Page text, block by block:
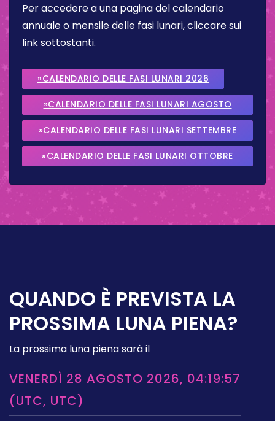
Per accedere a una pagina del calendario
annuale o mensile delle fasi lunari, cliccare sui
link sottostanti.
»CALENDARIO DELLE FASI LUNARI 2026
»CALENDARIO DELLE FASI LUNARI AGOSTO
2026
»CALENDARIO DELLE FASI LUNARI SETTEMBRE
2026
»CALENDARIO DELLE FASI LUNARI OTTOBRE
QUANDO È PREVISTA LA
PROSSIMA LUNA PIENA?
La prossima luna piena sarà il
VENERDÌ 28 AGOSTO 2026, 04:19:57
(UTC, UTC)